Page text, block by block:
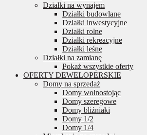
Działki na wynajem
Działki budowlane
Działki inwestycyjne
Działki rolne
Działki rekreacyjne
Działki leśne
Działki na zamianę
Pokaż wszystkie oferty
OFERTY DEWELOPERSKIE
Domy na sprzedaż
Domy wolnostojąc
Domy szeregowe
Domy bliźniaki
Domy 1/2
Domy 1/4